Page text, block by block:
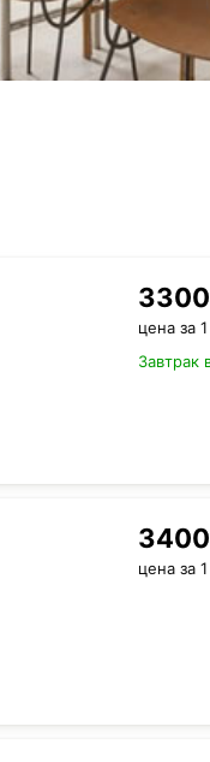
цена за
Завтрак
цена за